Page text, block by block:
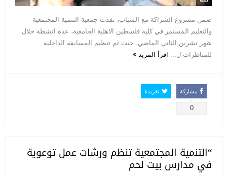
ضمن مشروع الشراكة مع الشباب، نفذت جمعية التنمية المجتمعية
والتعليم المستمر في كلية فلسطين الاهلية الجامعية، عدة انشطة خلال
شهر تشرين الثاني الماضي. حيث تم تنظيم المسابقة الداخلية
للمناظرات ل...
اقرأ المزيد
مشاركة
0
تغريدة
“التنمية المجتمعية تنظم ورشات عمل توعوية
في مدارس بيت لحم